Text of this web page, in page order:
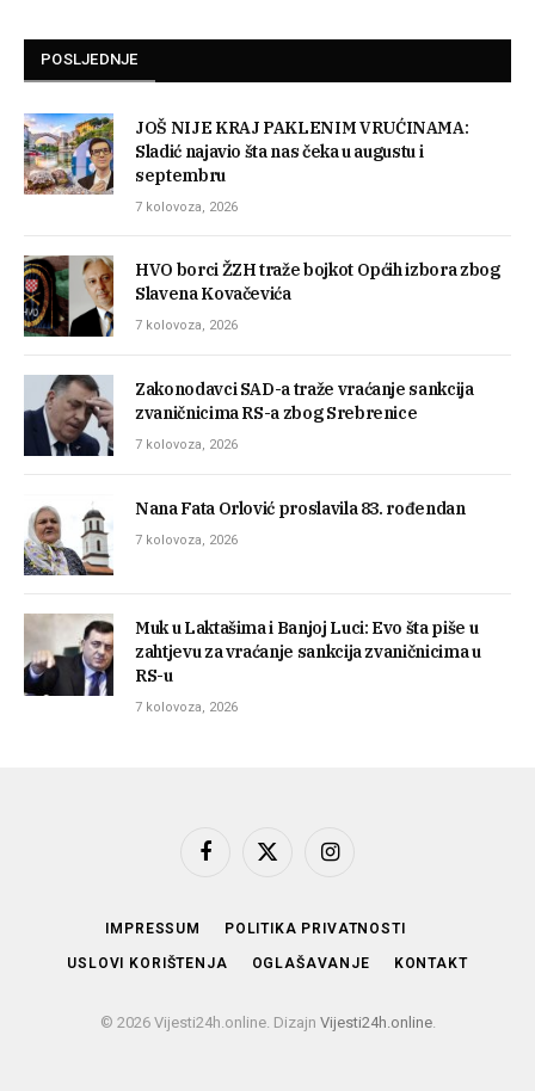
POSLJEDNJE
JOŠ NIJE KRAJ PAKLENIM VRUĆINAMA:
Sladić najavio šta nas čeka u augustu i
septembru
7 kolovoza, 2026
HVO borci ŽZH traže bojkot Općih izbora zbog
Slavena Kovačevića
7 kolovoza, 2026
Zakonodavci SAD-a traže vraćanje sankcija
zvaničnicima RS-a zbog Srebrenice
7 kolovoza, 2026
Nana Fata Orlović proslavila 83. rođendan
7 kolovoza, 2026
Muk u Laktašima i Banjoj Luci: Evo šta piše u
zahtjevu za vraćanje sankcija zvaničnicima u
RS-u
7 kolovoza, 2026
Facebook
X
Instagram
IMPRESSUM POLITIKA PRIVATNOSTI
USLOVI KORIŠTENJA OGLAŠAVANJE KONTAKT
© 2026 Vijesti24h.online. Dizajn Vijesti24h.online.